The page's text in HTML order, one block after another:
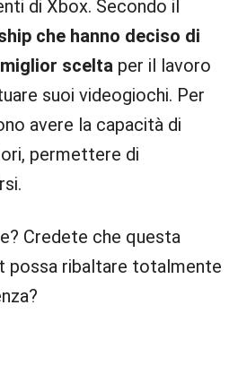
di Xbox. Secondo il
che hanno deciso di
scelta per il lavoro
suoi videogiochi. Per
avere la capacità di
permettere di
Credete che questa
possa ribaltare totalmente